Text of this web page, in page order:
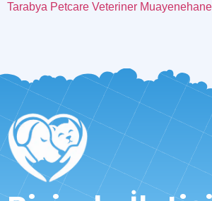
Tarabya Petcare Veteriner